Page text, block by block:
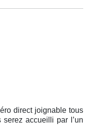
direct joignable tous
accueilli par l’un